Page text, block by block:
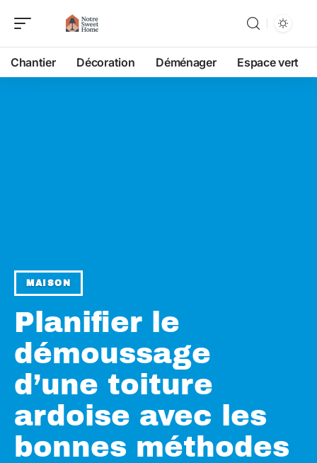
Chantier Décoration Déménager Espace vert
MAISON
Planifier le
démoussage
d’une toiture
ardoise avec les
bonnes méthodes